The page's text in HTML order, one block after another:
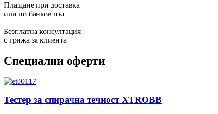
Плащане при доставка
или по банков път
Безплатна консултация
с грижа за клиента
Специални оферти
Тестер за спирачна течност XTROBB